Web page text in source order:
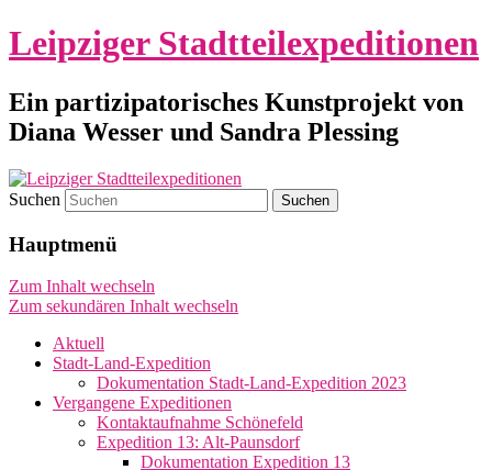
Leipziger Stadtteilexpeditionen
Ein partizipatorisches Kunstprojekt von
Diana Wesser und Sandra Plessing
Suchen
Hauptmenü
Zum Inhalt wechseln
Zum sekundären Inhalt wechseln
Aktuell
Stadt-Land-Expedition
Dokumentation Stadt-Land-Expedition 2023
Vergangene Expeditionen
Kontaktaufnahme Schönefeld
Expedition 13: Alt-Paunsdorf
Dokumentation Expedition 13